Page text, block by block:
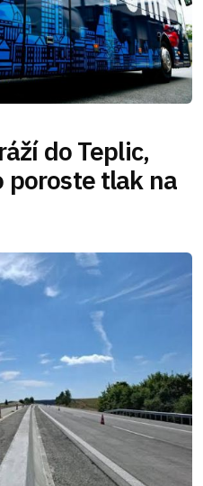
do Teplic,
poroste tlak na